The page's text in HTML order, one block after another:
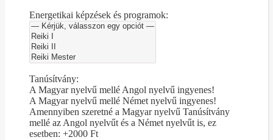
Energetikai képzések és programok:
Tanúsítvány:
A Magyar nyelvű mellé Angol nyelvű ingyenes!
A Magyar nyelvű mellé Német nyelvű ingyenes!
Amennyiben szeretné a Magyar nyelvű Tanúsítvány
mellé az Angol nyelvűt és a Német nyelvűt is, ez
esetben: +2000 Ft